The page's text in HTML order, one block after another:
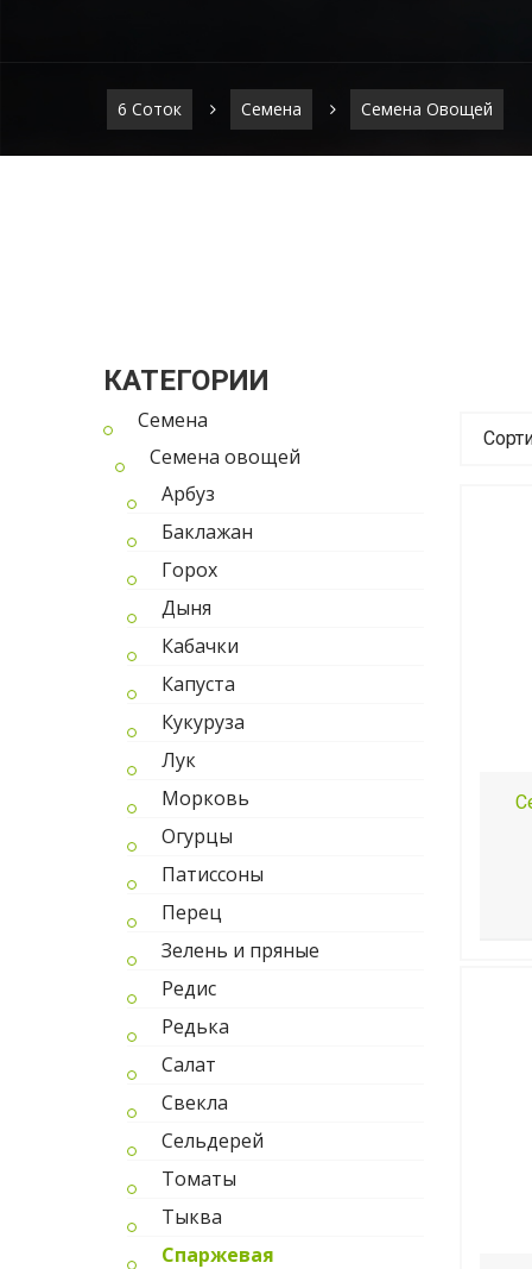
6 Соток Семена Семена Овощей
КАТЕГОРИИ
Семена
Семена овощей
Арбуз
Баклажан
Горох
Дыня
Кабачки
Капуста
Кукуруза
Лук
Морковь
Огурцы
Патиссоны
Перец
Зелень и пряные
Редис
Редька
Салат
Свекла
Сельдерей
Томаты
Тыква
Спаржевая